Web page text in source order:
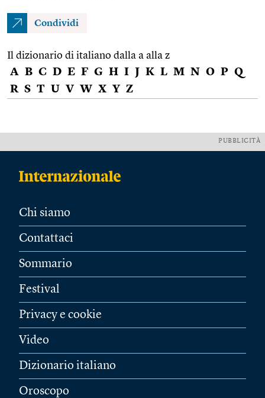
Condividi
Il dizionario di italiano dalla a alla z
A B C D E F G H I J K L M N O P Q
R S T U V W X Y Z
PUBBLICITÀ
Chi siamo
Contattaci
Sommario
Festival
Privacy e cookie
Video
Dizionario italiano
Oroscopo